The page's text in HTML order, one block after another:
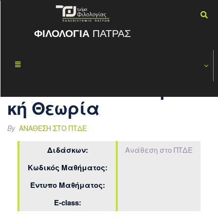
ΦΙΛΟΛΟΓΙΑ ΠΑΤΡΑΣ
02
κή Θεωρία
By ΑΝΆΘΕΣΗ ΣΤΟ ΠΤΔΕ
Διδάσκων: Ανάθεση στο ΠΤΔΕ
Κωδικός Μαθήματος:
Έντυπο Μαθήματος:
E-class: